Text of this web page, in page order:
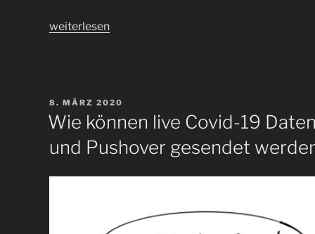
„Wie
lokalen
NodeRed-
Nodes
tgz-
weiterlesen
VERÖFFENTLICHT
AM
8. MÄRZ 2020
Wie können live Covid-19
und Pushover gesendet